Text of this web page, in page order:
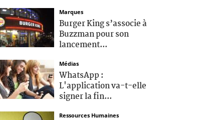
Marques
Burger King s’associe à
Buzzman pour son
lancement...
Médias
WhatsApp :
L'application va-t-elle
signer la fin...
Ressources Humaines